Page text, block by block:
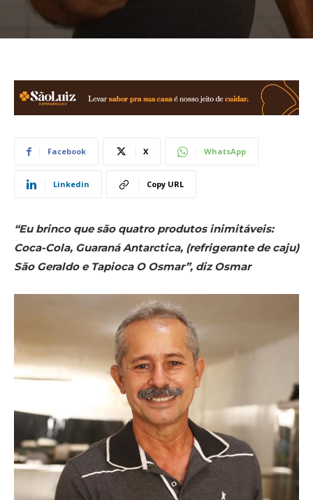
Facebook X WhatsApp
Linkedin Copy URL
“Eu brinco que são quatro produtos inimitáveis:
Coca-Cola, Guaraná Antarctica, (refrigerante de caju)
São Geraldo e Tapioca O Osmar”, diz Osmar